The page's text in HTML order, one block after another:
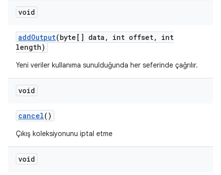
void
addOutput(byte[] data , int offset,
int
length)
Yeni veriler kullanıma sunulduğunda her seferinde çağrılır.
void
cancel()
Çıkış koleksiyonunu iptal etme
void